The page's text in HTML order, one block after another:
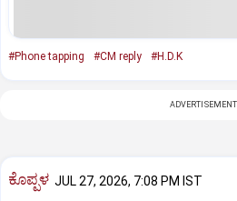
#Phone tapping #CM reply #H.D.K
ADVERTISEMENT
ಕೊಪ್ಪಳ JUL 27, 2026, 7:08 PM IST